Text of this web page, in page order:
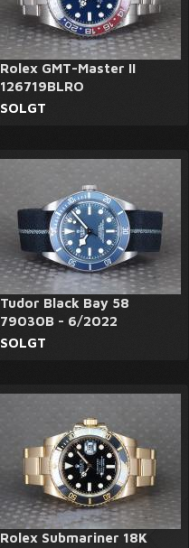
Rolex GMT-Master II
126719BLRO
SOLGT
Tudor Black Bay 58
79030B - 6/2022
SOLGT
Rolex Submariner 18K